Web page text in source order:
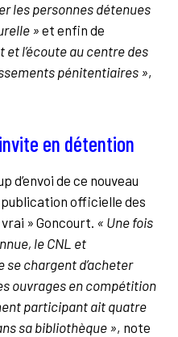
les personnes détenues
» et enfin de
l’écoute au centre des
pénitentiaires »,
en détention
d’envoi de ce nouveau
officielle des
» Goncourt. « Une fois
le CNL et
chargent d’acheter
ouvrages en compétition
participant ait quatre
sa bibliothèque », note